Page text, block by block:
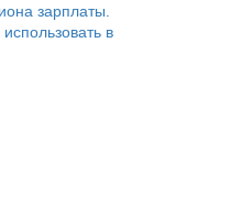
зарплаты.
в